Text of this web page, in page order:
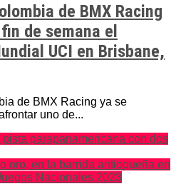
de BMX Racing
de semana el
UCI en Brisbane,
de BMX Racing ya se
uno de...
parapanamericana con dos
oro, en la barrida antioqueña en
Nacionales 2023